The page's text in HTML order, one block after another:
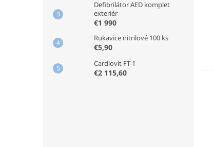
Defibrilátor AED komplet
exteriér
€1 990
Rukavice nitrilové 100 ks
€5,90
Cardiovit FT-1
€2 115,60